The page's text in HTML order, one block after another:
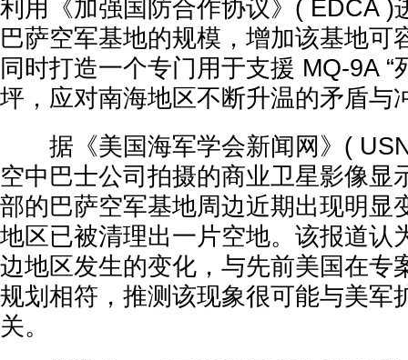
利用《加强国防合作协议》( EDCA )
巴萨空军基地的规模，增加该基地可
同时打造一个专门用于支援 MQ-9A “
坪，应对南海地区不断升温的矛盾与
据《美国海军学会新闻网》(
空中巴士公司拍摄的商业卫星影像显
部的巴萨空军基地周边近期出现明显
地区已被清理出一片空地。该报道认
边地区发生的变化，与先前美国在专
规划相符，推测该现象很可能与美军
关。